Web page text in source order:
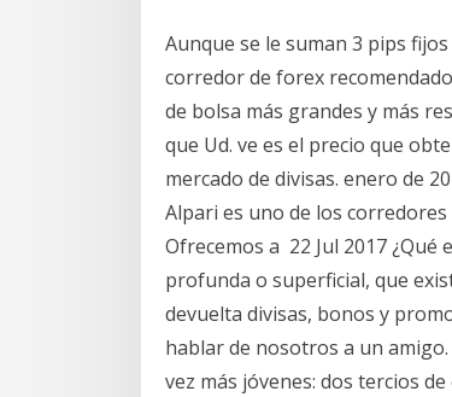
Aunque se le suman 3 pips
corredor de forex
de bolsa más grandes y más
que Ud. ve es el precio que
mercado de divisas. enero de
Alpari es uno de los
Ofrecemos a 22 Jul 2017 ¿Qué
profunda o superficial, que
devuelta divisas, bonos y
hablar de nosotros a un amigo.
vez más jóvenes: dos tercios